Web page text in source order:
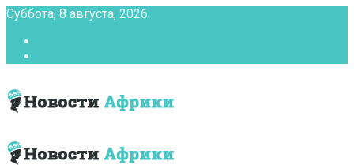
Суббота, 8 августа, 2026